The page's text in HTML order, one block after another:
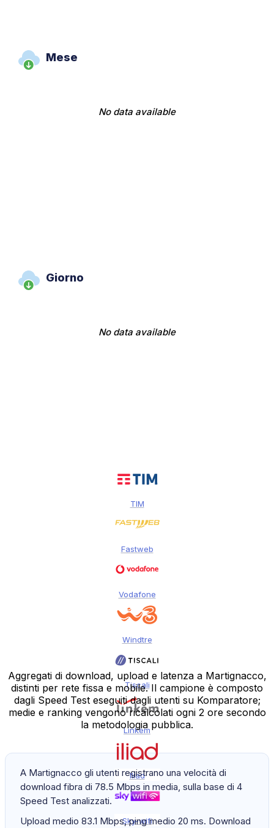
Mese
No data available
Giorno
No data available
TIM
Fastweb
Vodafone
Windtre
Tiscali
Linkem
Iliad
Sky-wifi
Aggregati di download, upload e latenza a Martignacco,
distinti per rete fissa e mobile. Il campione è composto
dagli Speed Test eseguiti dagli utenti su Komparatore;
medie e ranking vengono ricalcolati ogni 2 ore secondo
la metodologia pubblica.
A Martignacco gli utenti registrano una velocità di
download fibra di 78.5 Mbps in media, sulla base di 4
Speed Test analizzati.
Upload medio 83.1 Mbps, ping medio 20 ms. Download